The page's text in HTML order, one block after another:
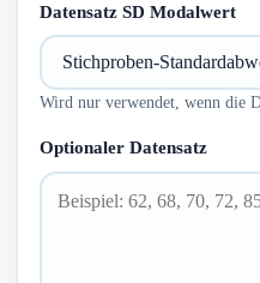
Datensatz SD Modalwert
Wird nur verwendet, wenn die
Optionaler Datensatz